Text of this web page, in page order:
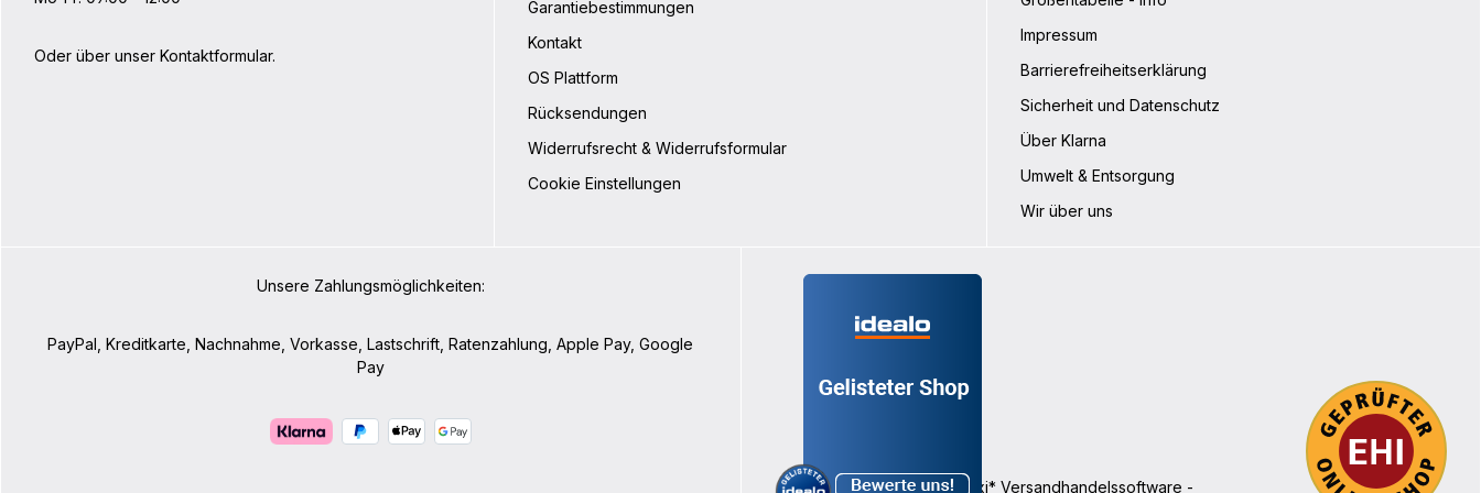
Oder über unser Kontaktformular.
Garantiebestimmungen
Kontakt
OS Plattform
Rücksendungen
Widerrufsrecht & Widerrufsformular
Cookie Einstellungen
Impressum
Barrierefreiheitserklärung
Sicherheit und Datenschutz
Über Klarna
Umwelt & Entsorgung
Wir über uns
Unsere Zahlungsmöglichkeiten:
PayPal, Kreditkarte, Nachnahme, Vorkasse, Lastschrift, Ratenzahlung, Apple Pay, Google
Pay